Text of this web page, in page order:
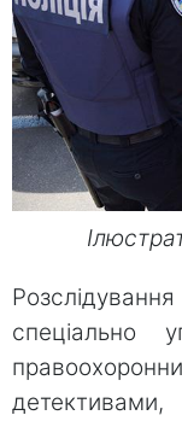
спеціально